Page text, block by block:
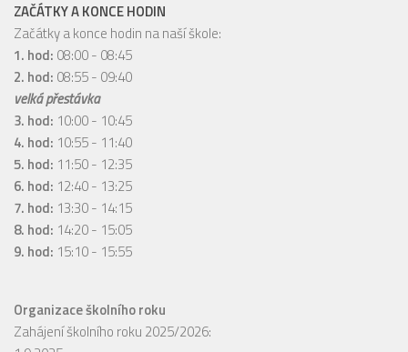
ZAČÁTKY A KONCE HODIN
Začátky a konce hodin na naší škole:
1. hod: 08:00 - 08:45
2. hod: 08:55 - 09:40
velká přestávka
3. hod: 10:00 - 10:45
4. hod: 10:55 - 11:40
5. hod: 11:50 - 12:35
6. hod: 12:40 - 13:25
7. hod: 13:30 - 14:15
8. hod: 14:20 - 15:05
9. hod: 15:10 - 15:55
Organizace školního roku
Zahájení školního roku 2025/2026: